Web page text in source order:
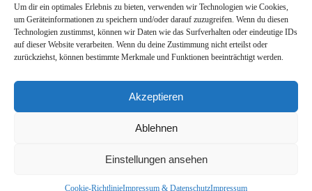
Um dir ein optimales Erlebnis zu bieten, verwenden wir Technologien wie Cookies,
um Geräteinformationen zu speichern und/oder darauf zuzugreifen. Wenn du diesen
Technologien zustimmst, können wir Daten wie das Surfverhalten oder eindeutige IDs
auf dieser Website verarbeiten. Wenn du deine Zustimmung nicht erteilst oder
zurückziehst, können bestimmte Merkmale und Funktionen beeinträchtigt werden.
Akzeptieren
Ablehnen
Einstellungen ansehen
Cookie-RichtlinieImpressum & DatenschutzImpressum
Comments (0)